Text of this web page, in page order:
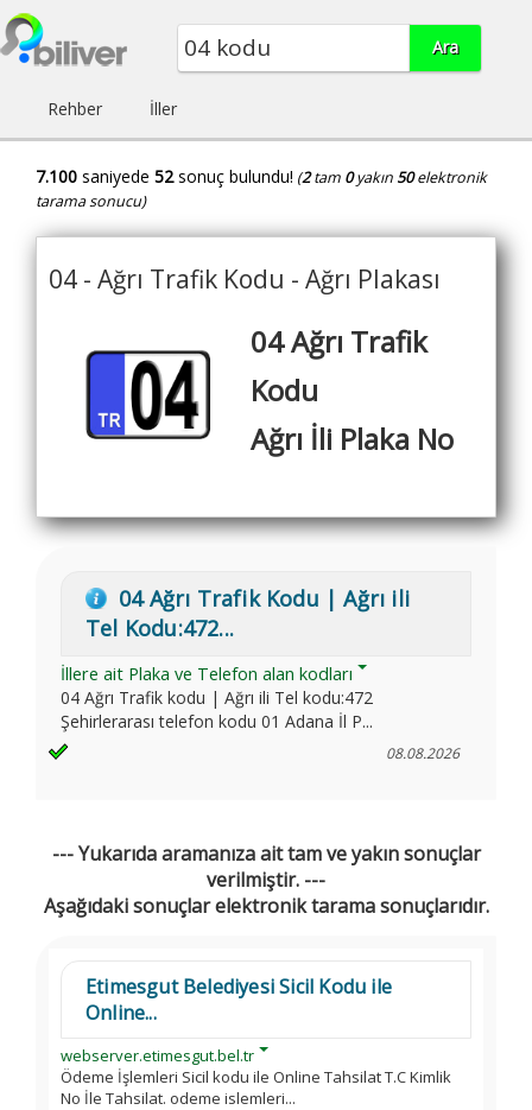
Rehber İller
7.100 saniyede 52sonuç bulundu! (2tam 0yakın 50elektronik
tarama sonucu)
04 - Ağrı Trafik Kodu - Ağrı Plakası
04 Ağrı Trafik
Kodu
Ağrı İli Plaka No
04 Ağrı Trafik Kodu | Ağrı ili
Tel Kodu:472...
İllere ait Plaka ve Telefon alan kodları
04 Ağrı Trafik kodu | Ağrı ili Tel kodu:472
Şehirlerarası telefon kodu 01 Adana İl P...
08.08.2026
--- Yukarıda aramanıza ait tam ve yakın sonuçlar
verilmiştir. ---
Aşağıdaki sonuçlar elektronik tarama sonuçlarıdır.
Etimesgut Belediyesi Sicil Kodu ile
Online...
webserver.etimesgut.bel.tr
Ödeme İşlemleri Sicil kodu ile Online Tahsilat T.C Kimlik
No İle Tahsilat. odeme islemleri...